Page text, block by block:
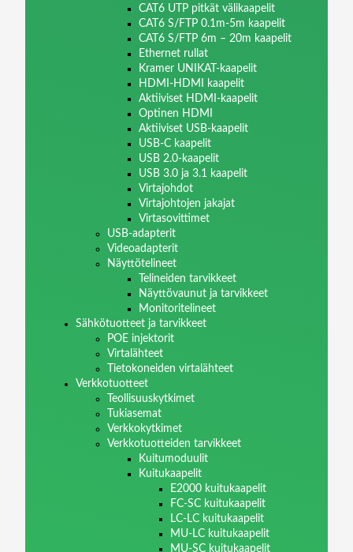
CAT6 UTP pitkät välikaapelit
CAT6 S/FTP 0.1m-5m kaapelit
CAT6 S/FTP 6m – 20m kaapelit
Ethernet rullat
Kramer UNIKAT-kaapelit
HDMI-HDMI kaapelit
Aktiiviset HDMI-kaapelit
Optinen HDMI
Aktiiviset USB-kaapelit
USB-C kaapelit
USB 2.0-kaapelit
USB 3.0 ja 3.1 kaapelit
Virtajohdot
Virtajohtojen jakajat
Virtasovittimet
USB-adapterit
Videoadapterit
Näyttötelineet
Telineiden tarvikkeet
Näyttövaunut ja tarvikkeet
Monitoritelineet
Sähkötuotteet ja tarvikkeet
POE injektorit
Virtalähteet
Tietokoneiden virtalähteet
Verkkotuotteet
Teollisuuskytkimet
Tukiasemat
Verkkokytkimet
Verkkotuotteiden tarvikkeet
Kuitumoduulit
Kuitukaapelit
E2000 kuitukaapelit
FC-SC kuitukaapelit
LC-LC kuitukaapelit
MU-LC kuitukaapelit
MU-SC kuitukaapelit